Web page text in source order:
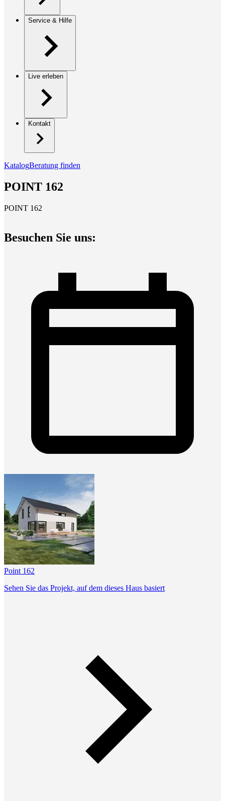
Service & Hilfe
Live erleben
Kontakt
KatalogBeratung finden
POINT 162
POINT 162
Besuchen Sie uns:
Point 162
Sehen Sie das Projekt, auf dem dieses Haus basiert